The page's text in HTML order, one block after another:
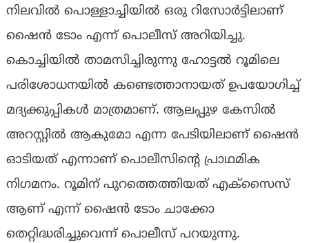
നിലവിൽ പൊള്ളാച്ചിയിൽ ഒരു റിസോർട്ടിലാണ്
ഷൈൻ ടോം എന്ന് പൊലീസ് അറിയിച്ചു.
കൊച്ചിയിൽ താമസിച്ചിരുന്നു ഹോട്ടൽ റൂമിലെ
പരിശോധനയിൽ കണ്ടെത്താനായത് ഉപയോഗിച്ച്
മദ്യക്കുപ്പികൾ മാത്രമാണ്. ആലപ്പുഴ കേസിൽ
അറസ്റ്റിൽ ആകുമോ എന്ന പേടിയിലാണ് ഷൈൻ
ഓടിയത് എന്നാണ് പൊലീസിന്റെ പ്രാഥമിക
നിഗമനം. റൂമിന് പുറത്തെത്തിയത് എക്സൈസ്
ആണ് എന്ന് ഷൈൻ ടോം ചാക്കോ
തെറ്റിദ്ധരിച്ചുവെന്ന് പൊലീസ് പറയുന്നു.